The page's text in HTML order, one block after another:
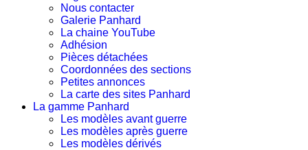
Nous contacter
Galerie Panhard
La chaine YouTube
Adhésion
Pièces détachées
Coordonnées des sections
Petites annonces
La carte des sites Panhard
La gamme Panhard
Les modèles avant guerre
Les modèles après guerre
Les modèles dérivés